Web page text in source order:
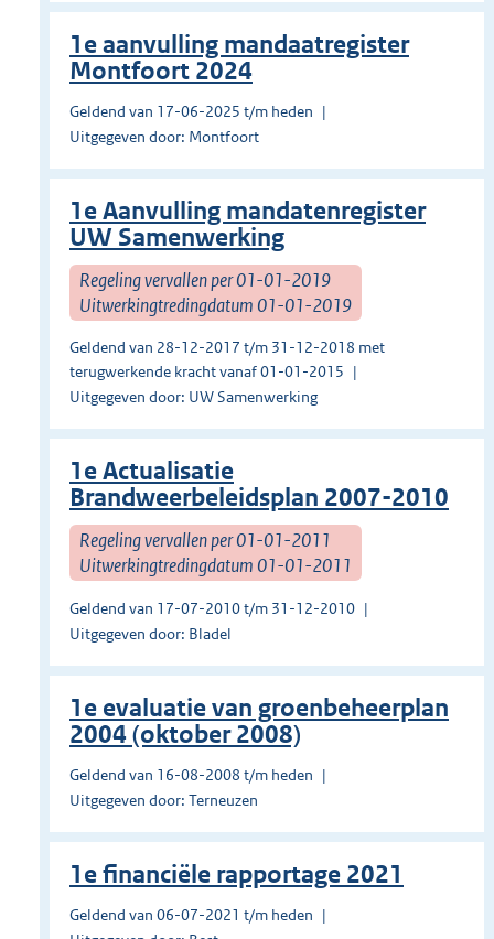
1e aanvulling mandaatregister
Montfoort 2024
Geldend van 17-06-2025 t/m heden
Uitgegeven door: Montfoort
1e Aanvulling mandatenregister
UW Samenwerking
Regeling vervallen per 01-01-2019
Uitwerkingtredingdatum 01-01-2019
Geldend van 28-12-2017 t/m 31-12-2018 met
terugwerkende kracht vanaf 01-01-2015
Uitgegeven door: UW Samenwerking
1e Actualisatie
Brandweerbeleidsplan 2007-2010
Regeling vervallen per 01-01-2011
Uitwerkingtredingdatum 01-01-2011
Geldend van 17-07-2010 t/m 31-12-2010
Uitgegeven door: Bladel
1e evaluatie van groenbeheerplan
2004 (oktober 2008)
Geldend van 16-08-2008 t/m heden
Uitgegeven door: Terneuzen
1e financiële rapportage 2021
Geldend van 06-07-2021 t/m heden